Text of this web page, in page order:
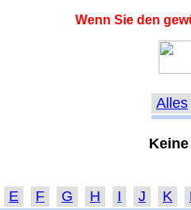
Wenn Sie den
Alles
E F G H I J K